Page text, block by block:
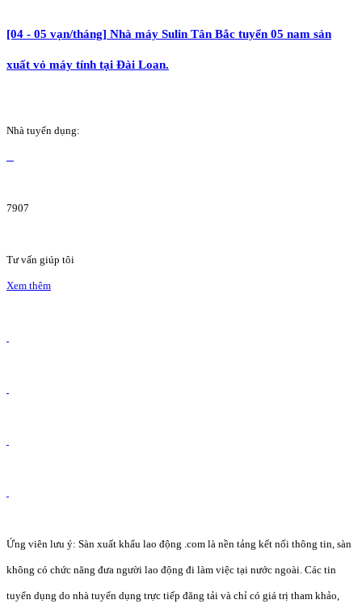
[04 - 05 vạn/tháng] Nhà máy Sulin Tân Bắc tuyển 05 nam sản
xuất vỏ máy tính tại Đài Loan.
Nhà tuyển dụng:
7907
Tư vấn giúp tôi
Xem thêm
Ứng viên lưu ý: Sàn xuất khẩu lao động .com là nền tảng kết nối thông tin, sàn
không có chức năng đưa người lao động đi làm việc tại nước ngoài. Các tin
tuyển dụng do nhà tuyển dụng trực tiếp đăng tải và chỉ có giá trị tham khảo,